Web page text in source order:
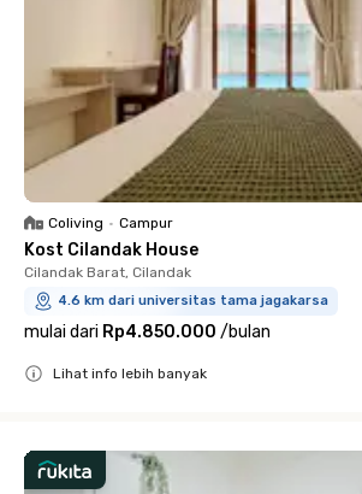
Coliving • Campur
Kost Cilandak House
Cilandak Barat, Cilandak
4.6 km dari universitas tama jagakarsa
mulai dari Rp4.850.000 /bulan
Lihat info lebih banyak